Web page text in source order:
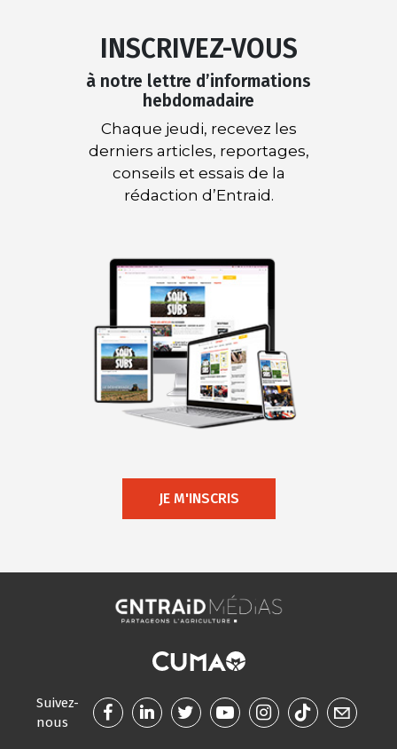
INSCRIVEZ-VOUS
à notre lettre d’informations
hebdomadaire
Chaque jeudi, recevez les
derniers articles, reportages,
conseils et essais de la
rédaction d’Entraid.
JE M'INSCRIS
Suivez-
nous